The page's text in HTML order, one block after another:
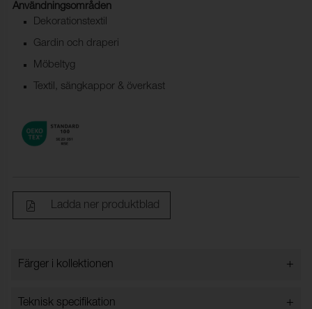
Användningsområden
Dekorationstextil
Gardin och draperi
Möbeltyg
Textil, sängkappor & överkast
Ladda ner produktblad
Färger i kollektionen +
Färger i kollektionen
Teknisk specifikation +